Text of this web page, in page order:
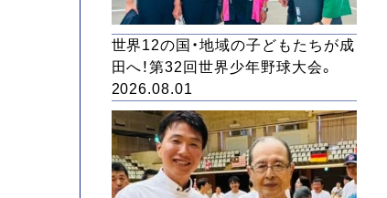
世界12の国・地域の子どもたちが成
田へ！第32回世界少年野球大会。
2026.08.01